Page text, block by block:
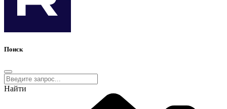
Поиск
Найти